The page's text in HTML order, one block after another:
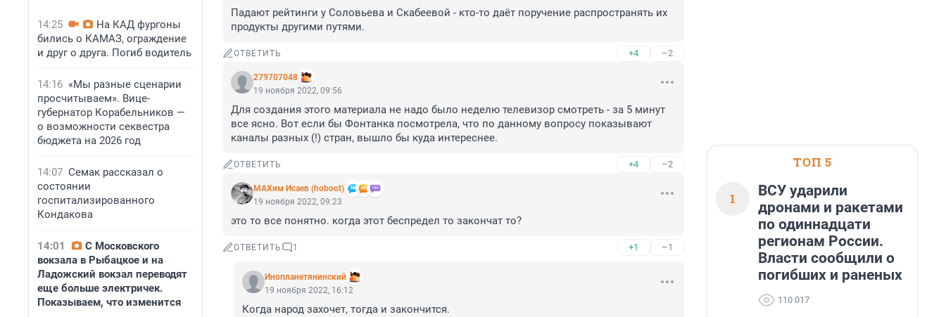
14:25
На КАД фургоны
бились о КАМАЗ, ограждение
и друг о друга. Погиб водитель
14:16 «Мы разные сценарии
просчитываем». Вице-
губернатор Корабельников —
о возможности секвестра
бюджета на 2026 год
14:07 Семак рассказал о
состоянии
госпитализированного
Кондакова
14:01
С Московского
вокзала в Рыбацкое и на
Ладожский вокзал переводят
еще больше электричек.
Показываем, что изменится
Падают рейтинги у Соловьева и Скабеевой - кто-то даёт поручение распространять их
продукты другими путями.
ОТВЕТИТЬ +4 –2
279707048
19 ноября 2022, 09:56
Для создания этого материала не надо было неделю телевизор смотреть - за 5 минут
все ясно. Вот если бы Фонтанка посмотрела, что по данному вопросу показывают
каналы разных (!) стран, вышло бы куда интереснее.
ОТВЕТИТЬ +4 –2
МАХим Исаев (hoboot)
19 ноября 2022, 09:23
это то все понятно. когда этот беспредел то закончат то?
ОТВЕТИТЬ 1 +1 –1
Инопланетянинский
19 ноября 2022, 16:12
Когда народ захочет, тогда и закончится.
ТОП 5
1
ВСУ ударили
дронами и ракетами
по одиннадцати
регионам России.
Власти сообщили о
погибших и раненых
110 017